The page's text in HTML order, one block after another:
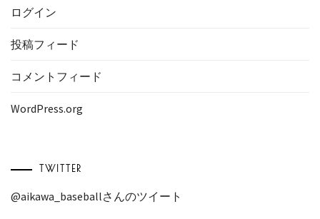
ログイン
投稿フィード
コメントフィード
WordPress.org
TWITTER
@aikawa_baseballさんのツイート